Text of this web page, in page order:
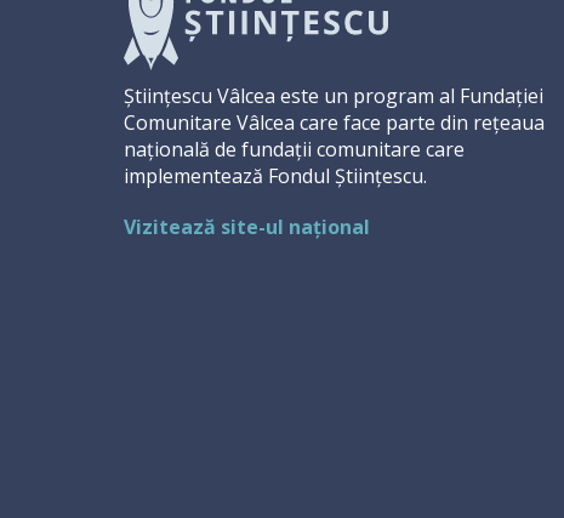
Științescu Vâlcea este un program al Fundației
Comunitare Vâlcea care face parte din rețeaua
națională de fundații comunitare care
implementează Fondul Științescu.
Vizitează site-ul național